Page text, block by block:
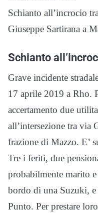
Schianto all’incrocio
Giuseppe Sartirana a
Schianto
Grave incidente
17 aprile 2019 a Rho.
accertamento due
all’intersezione tra via
frazione di Mazzo. E’
Tre i feriti, due
probabilmente marito
bordo di una Suzuki,
Punto. Per prestare